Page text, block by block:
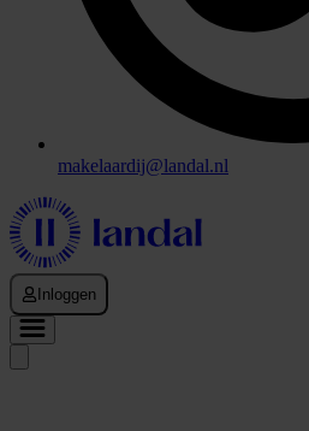
makelaardij@landal.nl
Inloggen